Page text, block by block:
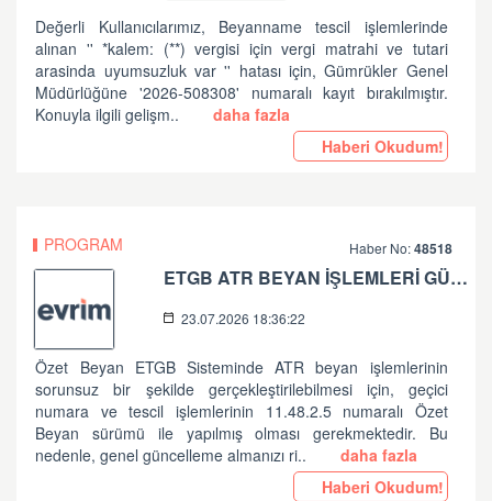
Değerli Kullanıcılarımız, Beyanname tescil işlemlerinde
alınan '' *kalem: (**) vergisi için vergi matrahi ve tutari
arasinda uyumsuzluk var '' hatası için, Gümrükler Genel
Müdürlüğüne '2026-508308' numaralı kayıt bırakılmıştır.
Konuyla ilgili gelişm..
daha fazla
Haberi Okudum!
PROGRAM Haber No:48518
ETGB ATR BEYAN İŞLEMLERİ GÜNCELLEME HAKKINDA
23.07.2026 18:36:22
Özet Beyan ETGB Sisteminde ATR beyan işlemlerinin
sorunsuz bir şekilde gerçekleştirilebilmesi için, geçici
numara ve tescil işlemlerinin 11.48.2.5 numaralı Özet
Beyan sürümü ile yapılmış olması gerekmektedir. Bu
nedenle, genel güncelleme almanızı ri..
daha fazla
Haberi Okudum!